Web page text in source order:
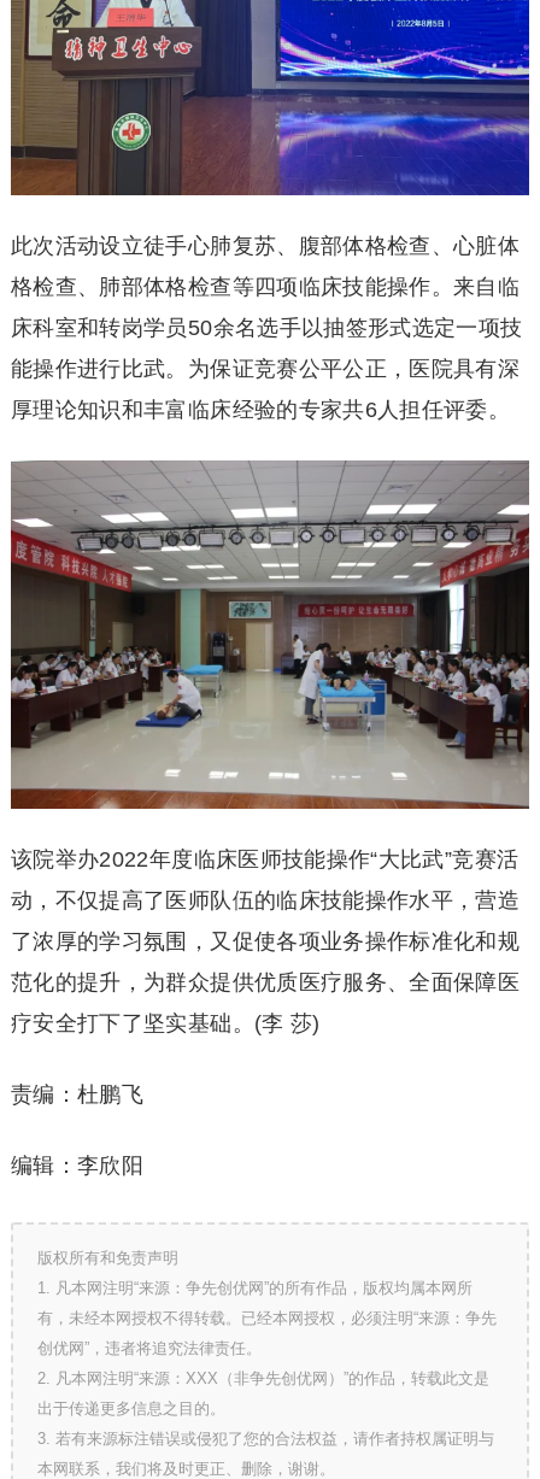
此次活动设立徒手心肺复苏、腹部体格检查、心脏体
格检查、肺部体格检查等四项临床技能操作。来自临
床科室和转岗学员50余名选手以抽签形式选定一项技
能操作进行比武。为保证竞赛公平公正，医院具有深
厚理论知识和丰富临床经验的专家共6人担任评委。
该院举办2022年度临床医师技能操作“大比武”竞赛活
动，不仅提高了医师队伍的临床技能操作水平，营造
了浓厚的学习氛围，又促使各项业务操作标准化和规
范化的提升，为群众提供优质医疗服务、全面保障医
疗安全打下了坚实基础。(李 莎)
责编：杜鹏飞
编辑：李欣阳
版权所有和免责声明
1. 凡本网注明“来源：争先创优网”的所有作品，版权均属本网所
有，未经本网授权不得转载。已经本网授权，必须注明“来源：争先
创优网”，违者将追究法律责任。
2. 凡本网注明“来源：XXX（非争先创优网）”的作品，转载此文是
出于传递更多信息之目的。
3. 若有来源标注错误或侵犯了您的合法权益，请作者持权属证明与
本网联系，我们将及时更正、删除，谢谢。